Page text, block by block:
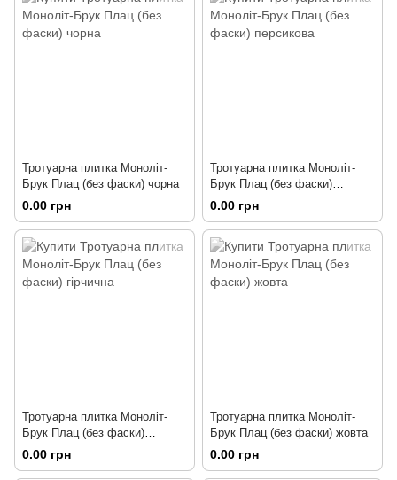
Тротуарна плитка Моноліт-
Брук Плац (без фаски) чорна
0.00 грн
Тротуарна плитка Моноліт-
Брук Плац (без фаски)
персикова
0.00 грн
Тротуарна плитка Моноліт-
Брук Плац (без фаски)
гірчична
0.00 грн
Тротуарна плитка Моноліт-
Брук Плац (без фаски) жовта
0.00 грн